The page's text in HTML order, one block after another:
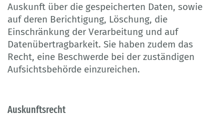
Auskunft über die gespeicherten Daten, sowie
auf deren Berichtigung, Löschung, die
Einschränkung der Verarbeitung und auf
Datenübertragbarkeit. Sie haben zudem das
Recht, eine Beschwerde bei der zuständigen
Aufsichtsbehörde einzureichen.
Auskunftsrecht